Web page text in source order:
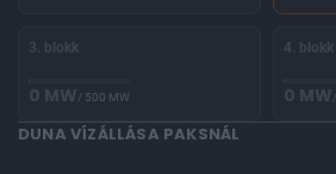
3. blokk
0 MW/ 500 MW
4. blokk
0 MW
DUNA VÍZÁLLÁSA PAKSNÁL